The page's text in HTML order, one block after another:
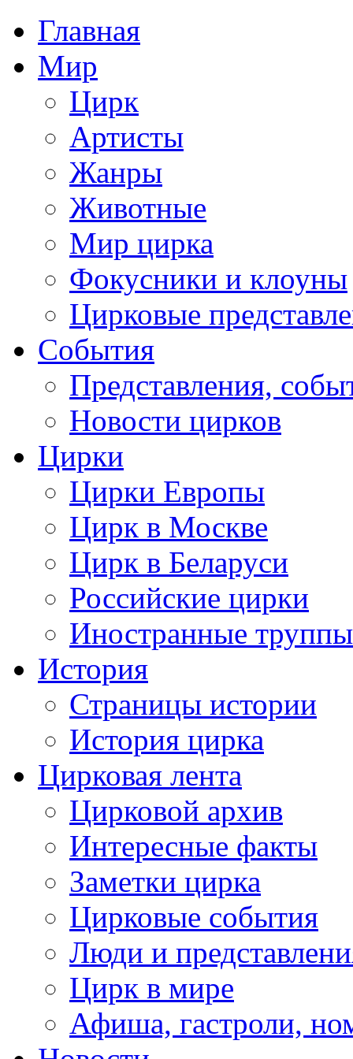
Главная
Мир
Цирк
Артисты
Жанры
Животные
Мир цирка
Фокусники и клоуны
Цирковые
События
Представления,
Новости цирков
Цирки
Цирки Европы
Цирк в Москве
Цирк в Беларуси
Российские цирки
Иностранные труппы
История
Страницы истории
История цирка
Цирковая лента
Цирковой архив
Интересные факты
Заметки цирка
Цирковые события
Люди и
Цирк в мире
Афиша, гастроли,